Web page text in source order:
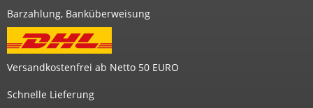
Barzahlung, Banküberweisung
Versandkostenfrei ab Netto 50 EURO
Schnelle Lieferung